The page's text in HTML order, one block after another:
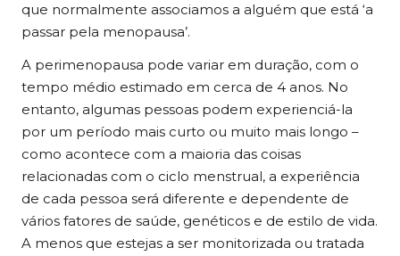
que normalmente associamos a alguém que está ‘a
passar pela menopausa’.
A perimenopausa pode variar em duração, com o
tempo médio estimado em cerca de 4 anos. No
entanto, algumas pessoas podem experienciá-la
por um período mais curto ou muito mais longo –
como acontece com a maioria das coisas
relacionadas com o ciclo menstrual, a experiência
de cada pessoa será diferente e dependente de
vários fatores de saúde, genéticos e de estilo de vida.
A menos que estejas a ser monitorizada ou tratada